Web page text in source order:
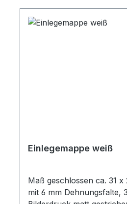
Einlegemappe weiß
Maß geschlossen ca. 31 x
mit 6 mm Dehnungsfalte,